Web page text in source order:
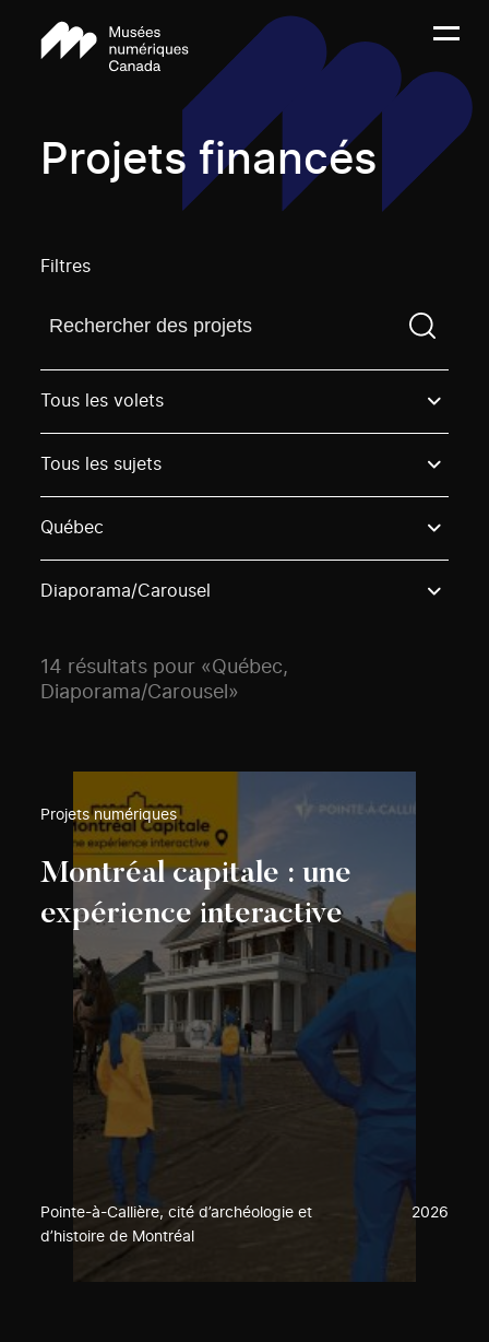
Projets financés
Filtres
Trouvez un projetVous devez saisir un terme de
Tous les volets
Tous les sujets
Québec
Diaporama/Carousel
14 résultats pour «Québec,
Diaporama/Carousel»
Projets numériques
Montréal capitale : une
expérience interactive
Pointe-à-Callière, cité d’archéologie et
d’histoire de Montréal
2026